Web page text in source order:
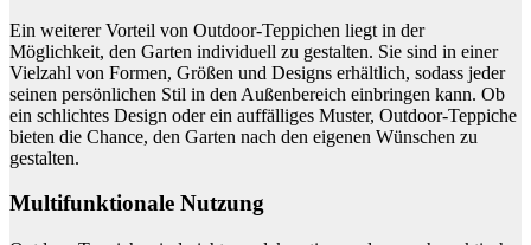
Ein weiterer Vorteil von Outdoor-Teppichen liegt in der
Möglichkeit, den Garten individuell zu gestalten. Sie sind in einer
Vielzahl von Formen, Größen und Designs erhältlich, sodass jeder
seinen persönlichen Stil in den Außenbereich einbringen kann. Ob
ein schlichtes Design oder ein auffälliges Muster, Outdoor-Teppiche
bieten die Chance, den Garten nach den eigenen Wünschen zu
gestalten.
Multifunktionale Nutzung